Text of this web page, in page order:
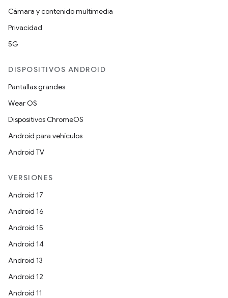
Cámara y contenido multimedia
Privacidad
5G
DISPOSITIVOS ANDROID
Pantallas grandes
Wear OS
Dispositivos ChromeOS
Android para vehículos
Android TV
VERSIONES
Android 17
Android 16
Android 15
Android 14
Android 13
Android 12
Android 11